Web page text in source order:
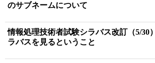
のサブネームについて
情報処理技術者試験シラバス改訂（5/30
ラバスを見るということ